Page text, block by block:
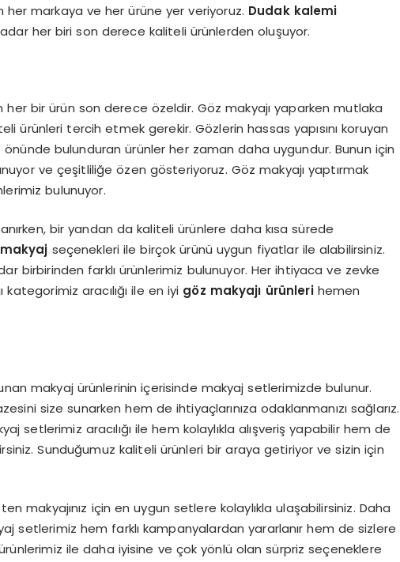
her markaya ve her ürüne yer veriyoruz. Dudak kalemi
her biri son derece kaliteli ürünlerden oluşuyor.
her bir ürün son derece özeldir. Göz makyajı yaparken mutlaka
ürünleri tercih etmek gerekir. Gözlerin hassas yapısını koruyan
bulunduran ürünler her zaman daha uygundur. Bunun için
ve çeşitliliğe özen gösteriyoruz. Göz makyajı yaptırmak
bulunuyor.
bir yandan da kaliteli ürünlere daha kısa sürede
makyaj seçenekleri ile birçok ürünü uygun fiyatlar ile alabilirsiniz.
birbirinden farklı ürünlerimiz bulunuyor. Her ihtiyaca ve zevke
kategorimiz aracılığı ile en iyi göz makyajı ürünlerihemen
makyaj ürünlerinin içerisinde makyaj setlerimizde bulunur.
size sunarken hem de ihtiyaçlarınıza odaklanmanızı sağlarız.
setlerimiz aracılığı ile hem kolaylıkla alışveriş yapabilir hem de
Sunduğumuz kaliteli ürünleri bir araya getiriyor ve sizin için
makyajınız için en uygun setlere kolaylıkla ulaşabilirsiniz. Daha
setlerimiz hem farklı kampanyalardan yararlanır hem de sizlere
ile daha iyisine ve çok yönlü olan sürpriz seçeneklere